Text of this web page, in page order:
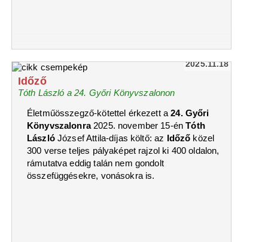
2025.11.18
Időző
Tóth László a 24. Győri Könyvszalonon
Életműösszegző-kötettel érkezett a24. Győri
Könyvszalonra2025. november 15-énTóth
LászlóJózsef Attila-díjas költő: az Időző közel
300 verse teljes pályaképet rajzol ki 400 oldalon,
rámutatva eddig talán nem gondolt
összefüggésekre, vonásokra is.